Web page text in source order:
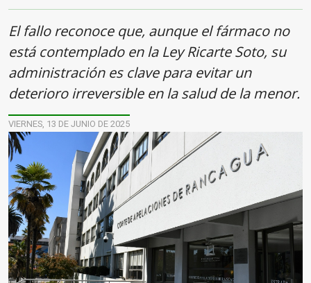
El fallo reconoce que, aunque el fármaco no
está contemplado en la Ley Ricarte Soto, su
administración es clave para evitar un
deterioro irreversible en la salud de la menor.
VIERNES, 13 DE JUNIO DE 2025